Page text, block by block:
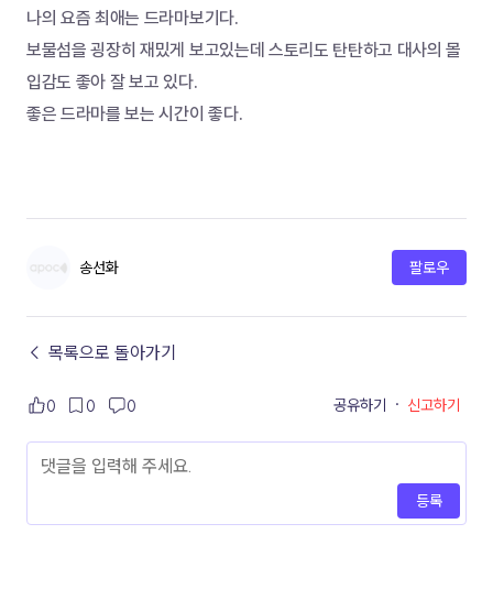
나의 요즘 최애는 드라마보기다.
보물섬을 굉장히 재밌게 보고있는데 스토리도 탄탄하고 대사의 몰
입감도 좋아 잘 보고 있다.
좋은 드라마를 보는 시간이 좋다.
송선화 팔로우
← 목록으로 돌아가기
0 0 0 공유하기 · 신고하기
등록